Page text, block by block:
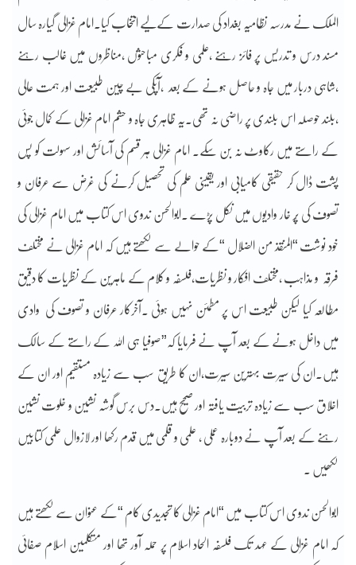
الملک نے مدرسہ نظامیہ بغداد کی صدارت کےلیے انتخاب کیا۔امام غزالی گیارہ سال
مسند درس و تدریس پر فائز رہنے ،علمی و فکری مباحثوں ،مناظروں میں غالب رہنے
،شاہی دربار میں جاہ و حاصل ہونے کے بعد ،آپکی بے چین طبیعت اور ہمت عالی
،بلند حوصلہ اس بلندی پر راضی نہ تھی۔یہ ظاہری جاہ و حشم امام غزالی کے کمال جوئی
کے راستے میں رکاوٹ نہ بن سکے۔ امام غزالی ہر قسم کی آسائش اور سہولت کو پس
پشت ڈال کر حقیقی کامیابی اور یقینی علم کی تحصیل کرنے کی غرض سے عرفان و
تصوف کی پُر خار وادیوں میں نکل پڑے ۔ابوالحسن ندوی اس کتاب میں امام غزالی کی
خود نوشت “المنقذ من الضلال “کے حوالے سے لکھتے ہیں کہ امام غزالی نے مختلف
فرقہ و مذاہب ،مختلف افکار و نظریات،فلسفہ و کلام کے ماہرین کے نظریات کا دقیق
مطالعہ کیا لیکن طبیعت اس پر مطمئن نہیں ہوئی ۔آخرکار عرفان و تصوف کی وادی
میں داخل ہونے کے بعد آپ نے فرمایا کہ”صوفیا ہی اللہ کے راستے کے سالک
ہیں۔ان کی سیرت بہترین سیرت،ان کا طریق سب سے زیادہ مستقیم اور ان کے
اخلاق سب سے زیادہ تربیت یافتہ اور صحیح ہیں۔دس برس گوشہ نشین و خلوت نشین
رہنے کے بعد آپ نے دوبارہ عملی ، علمی و قلمی میں قدم رکھا اور لازوال علمی کتابیں
لکھیں ۔
ابوالحسن ندوی اس کتاب میں “امام غزالی کا تجدیدی کام “کے عنوان سے لکھتے ہیں
کہ امام غزالی کے عہد تک فلسفہ الحاد اسلام پر حملہ آور تھا اور متکلمین اسلام صفائی